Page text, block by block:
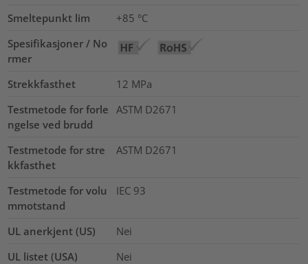
Smeltepunkt lim
+85 °C
Spesifikasjoner / No
rmer
Strekkfasthet
12 MPa
Testmetode for forle
ngelse ved brudd
ASTM D2671
Testmetode for stre
kkfasthet
ASTM D2671
Testmetode for volu
mmotstand
IEC 93
UL anerkjent (US)
Nei
UL listet (USA)
Nei